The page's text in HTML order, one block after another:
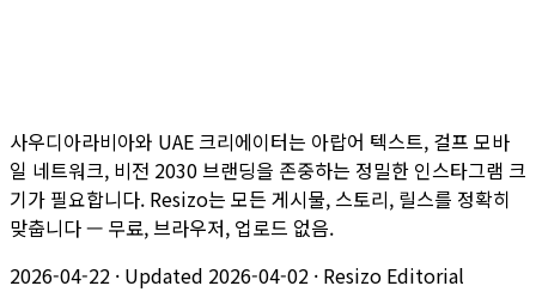
사우디아라비아와 UAE 크리에이터는 아랍어 텍스트, 걸프 모바
일 네트워크, 비전 2030 브랜딩을 존중하는 정밀한 인스타그램 크
기가 필요합니다. Resizo는 모든 게시물, 스토리, 릴스를 정확히
맞춥니다 — 무료, 브라우저, 업로드 없음.
2026-04-22 · Updated 2026-04-02 · Resizo Editorial